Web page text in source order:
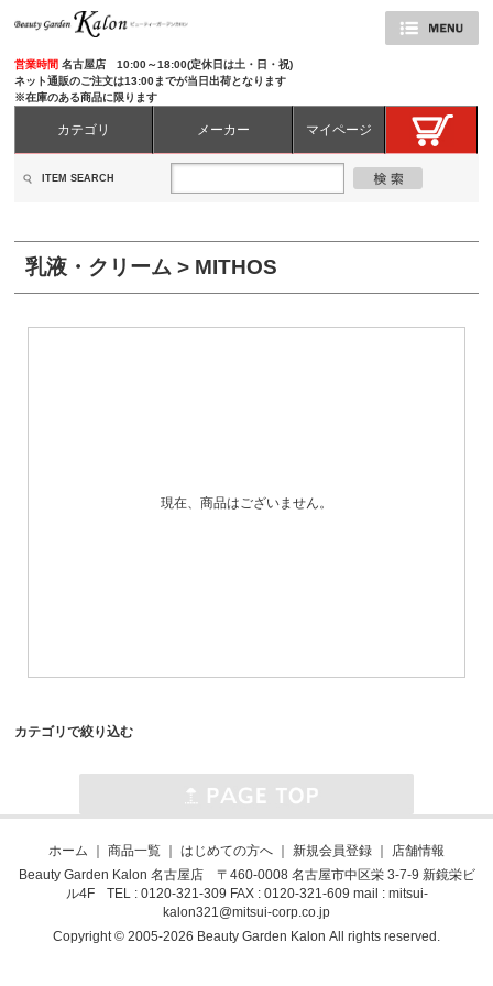
営業時間名古屋店 10:00～18:00(定休日は土・日・祝)
ネット通販のご注文は13:00までが当日出荷となります
※在庫のある商品に限ります
カテゴリ メーカー マイページ
ITEM SEARCH
乳液・クリーム > MITHOS
現在、商品はございません。
カテゴリで絞り込む
ホーム 商品一覧 はじめての方へ 新規会員登録
店舗情報
Beauty Garden Kalon 名古屋店 〒460-0008 名古屋市中区栄 3-7-9 新鏡栄ビ
ル4F TEL : 0120-321-309 FAX : 0120-321-609 mail : mitsui-
kalon321@mitsui-corp.co.jp
Copyright © 2005-2026 Beauty Garden Kalon All rights reserved.